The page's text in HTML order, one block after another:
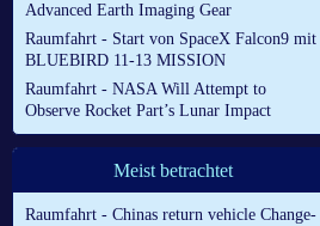
Advanced Earth Imaging Gear
Raumfahrt - Start von SpaceX Falcon9 mit
BLUEBIRD 11-13 MISSION
Raumfahrt - NASA Will Attempt to
Observe Rocket Part’s Lunar Impact
Meist betrachtet
Raumfahrt - Chinas return vehicle Change-